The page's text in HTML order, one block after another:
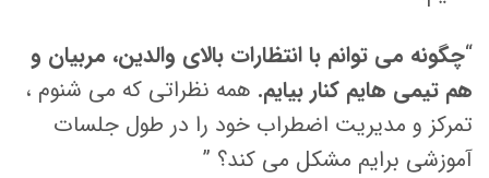
“چگونه می توانم با انتظارات بالای والدین، ​​مربیان و
هم تیمی هایم کنار بیایم. همه نظراتی که می شنوم ،
تمرکز و مدیریت اضطراب خود را در طول جلسات
آموزشی برایم مشکل می کند؟ ”